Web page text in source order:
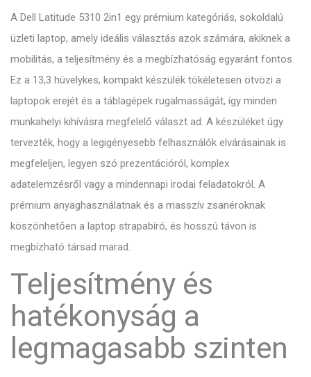
A Dell Latitude 5310 2in1 egy prémium kategóriás, sokoldalú
üzleti laptop, amely ideális választás azok számára, akiknek a
mobilitás, a teljesítmény és a megbízhatóság egyaránt fontos.
Ez a 13,3 hüvelykes, kompakt készülék tökéletesen ötvözi a
laptopok erejét és a táblagépek rugalmasságát, így minden
munkahelyi kihívásra megfelelő választ ad. A készüléket úgy
tervezték, hogy a legigényesebb felhasználók elvárásainak is
megfeleljen, legyen szó prezentációról, komplex
adatelemzésről vagy a mindennapi irodai feladatokról. A
prémium anyaghasználatnak és a masszív zsanéroknak
köszönhetően a laptop strapabíró, és hosszú távon is
megbízható társad marad.
Teljesítmény és
hatékonyság a
legmagasabb szinten